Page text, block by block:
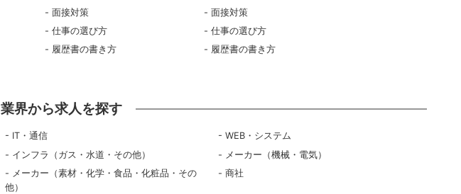
面接対策
仕事の選び方
履歴書の書き方
面接対策
仕事の選び方
履歴書の書き方
業界から求人を探す
IT・通信
WEB・システム
インフラ（ガス・水道・その他）
メーカー（機械・電気）
メーカー（素材・化学・食品・化粧品・その
他）
商社